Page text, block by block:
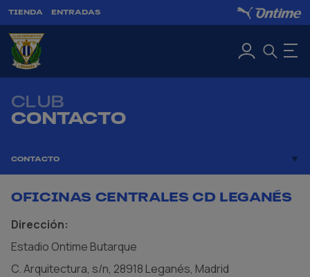
TIENDA ENTRADAS
CONTACTO
CLUB
CONTACTO
OFICINAS CENTRALES CD LEGANÉS
Dirección:
Estadio Ontime Butarque
C. Arquitectura, s/n, 28918 Leganés, Madrid